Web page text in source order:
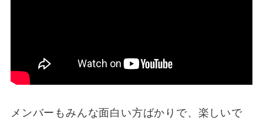
メンバーもみんな面白い方ばかりで、楽しいで